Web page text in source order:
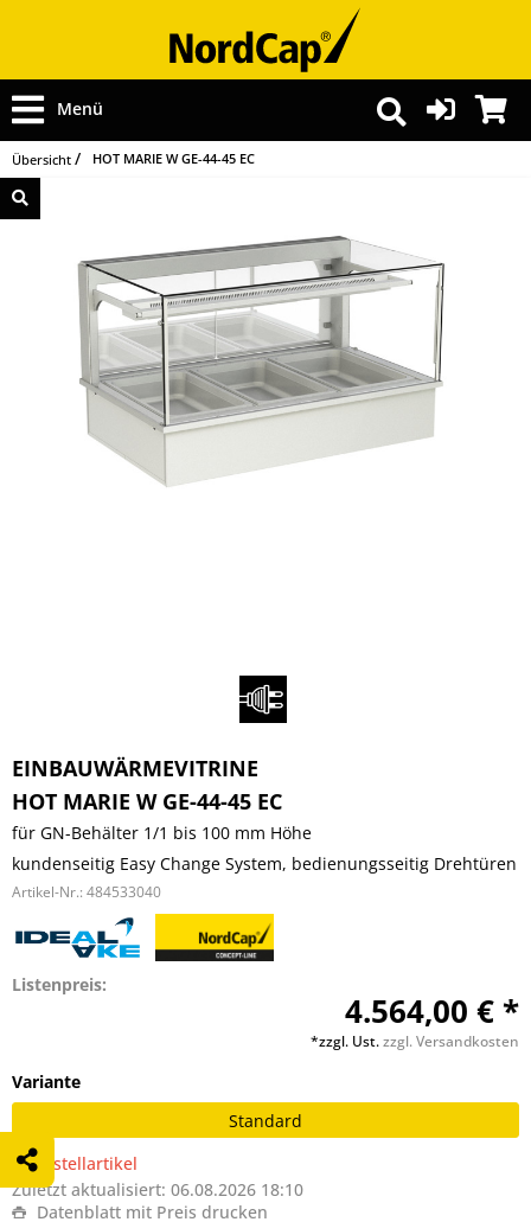
Menü
Übersicht HOT MARIE W GE-44-45 EC
EINBAUWÄRMEVITRINE
HOT MARIE W GE-44-45 EC
für GN-Behälter 1/1 bis 100 mm Höhe
kundenseitig Easy Change System, bedienungsseitig Drehtüren
Artikel-Nr.: 484533040
Listenpreis:
4.564,00 € *
*zzgl. Ust.zzgl. Versandkosten
Variante
Standard
Bestellartikel
Zuletzt aktualisiert: 06.08.2026 18:10
Datenblatt mit Preis drucken